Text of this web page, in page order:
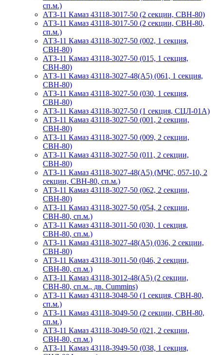
сп.м.)
АТЗ-11 Камаз 43118-3017-50 (2 секции, СВН-80)
АТЗ-11 Камаз 43118-3017-50 (2 секции, СВН-80,
сп.м.)
АТЗ-11 Камаз 43118-3027-50 (002, 1 секция,
СВН-80)
АТЗ-11 Камаз 43118-3027-50 (015, 1 секция,
СВН-80)
АТЗ-11 Камаз 43118-3027-48(A5) (061, 1 секция,
СВН-80)
АТЗ-11 Камаз 43118-3027-50 (030, 1 секция,
СВН-80)
АТЗ-11 Камаз 43118-3027-50 (1 секция, СЦЛ-01А)
АТЗ-11 Камаз 43118-3027-50 (001, 2 секции,
СВН-80)
АТЗ-11 Камаз 43118-3027-50 (009, 2 секции,
СВН-80)
АТЗ-11 Камаз 43118-3027-50 (011, 2 секции,
СВН-80)
АТЗ-11 Камаз 43118-3027-48(A5) (МЧС, 057-10, 2
секции, СВН-80, сп.м.)
АТЗ-11 Камаз 43118-3027-50 (062, 2 секции,
СВН-80)
АТЗ-11 Камаз 43118-3027-50 (054, 2 секции,
СВН-80, сп.м.)
АТЗ-11 Камаз 43118-3011-50 (030, 1 секция,
СВН-80, сп.м.)
АТЗ-11 Камаз 43118-3027-48(A5) (036, 2 секции,
СВН-80)
АТЗ-11 Камаз 43118-3011-50 (046, 2 секции,
СВН-80, сп.м.)
АТЗ-11 Камаз 43118-3012-48(А5) (2 секции,
СВН-80, сп.м., дв. Cummins)
АТЗ-11 Камаз 43118-3048-50 (1 секция, СВН-80,
сп.м.)
АТЗ-11 Камаз 43118-3049-50 (2 секции, СВН-80,
сп.м.)
АТЗ-11 Камаз 43118-3049-50 (021, 2 секции,
СВН-80, сп.м.)
АТЗ-11 Камаз 43118-3949-50 (038, 1 секция,